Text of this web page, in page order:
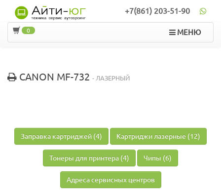
+7(861) 203-51-90
МЕНЮ
0
CANON MF-732 - ЛАЗЕРНЫЙ
Заправка картриджей (4) Картриджи лазерные (12)
Тонеры для принтера (4) Чипы (6)
Адреса сервисных центров